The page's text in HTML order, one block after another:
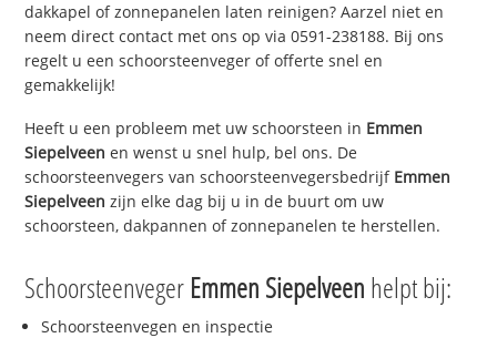
dakkapel of zonnepanelen laten reinigen? Aarzel niet en
neem direct contact met ons op via 0591-238188. Bij ons
regelt u een schoorsteenveger of offerte snel en
gemakkelijk!
Heeft u een probleem met uw schoorsteen in Emmen
Siepelveen en wenst u snel hulp, bel ons. De
schoorsteenvegers van schoorsteenvegersbedrijf Emmen
Siepelveen zijn elke dag bij u in de buurt om uw
schoorsteen, dakpannen of zonnepanelen te herstellen.
Schoorsteenveger Emmen Siepelveen helpt bij:
Schoorsteenvegen en inspectie